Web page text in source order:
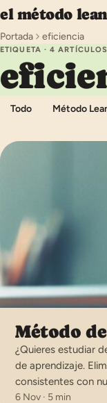
Saltar al contenido
el método lean
Portada
eficiencia
ETIQUETA · 4 ARTÍCULOS
Todo Método
Método
¿Quieres estudiar
de aprendizaje.
consistentes con
6 Nov · 5 min